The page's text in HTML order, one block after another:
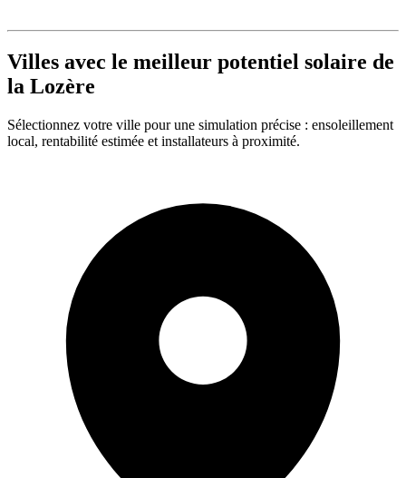
Villes avec le meilleur potentiel solaire de
la Lozère
Sélectionnez votre ville pour une simulation précise : ensoleillement
local, rentabilité estimée et installateurs à proximité.